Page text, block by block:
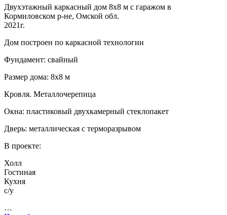
Двухэтажный каркасный дом 8х8 м с гаражом в
Кормиловском р-не, Омской обл.
2021г.
Дом построен по каркасной технологии
Фундамент: свайный
Размер дома: 8х8 м
Кровля. Металлочерепица
Окна: пластиковый двухкамерный стеклопакет
Дверь: металлическая с терморазрывом
В проекте:
Холл
Гостиная
Кухня
с/у
…